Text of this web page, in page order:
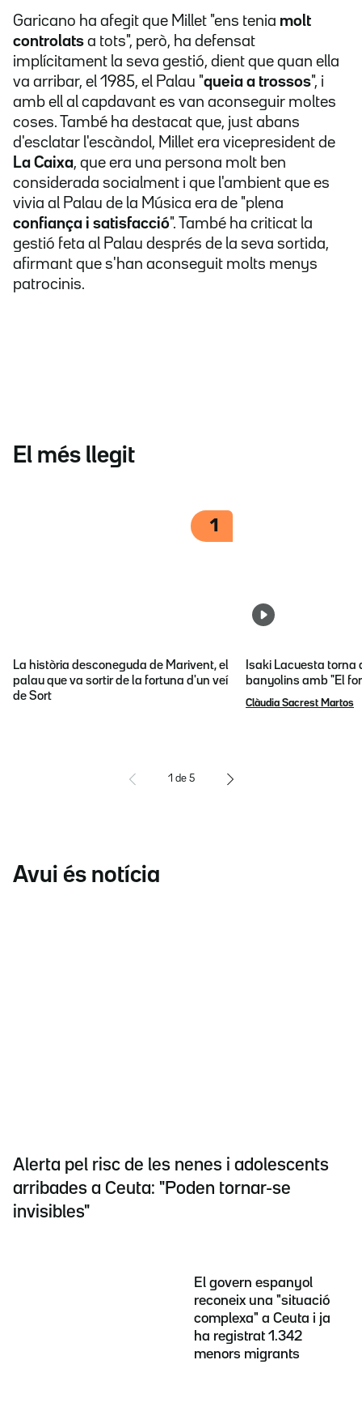
Garicano ha afegit que Millet "ens tenia molt
controlats a tots", però, ha defensat
implícitament la seva gestió, dient que quan ella
va arribar, el 1985, el Palau "queia a trossos", i
amb ell al capdavant es van aconseguir moltes
coses. També ha destacat que, just abans
d'esclatar l'escàndol, Millet era vicepresident de
La Caixa, que era una persona molt ben
considerada socialment i que l'ambient que es
vivia al Palau de la Música era de "plena
confiança i satisfacció". També ha criticat la
gestió feta al Palau després de la seva sortida,
afirmant que s'han aconseguit molts menys
patrocinis.
El més llegit
1
La història desconeguda de Marivent, el
palau que va sortir de la fortuna d'un veí
de Sort
Isaki Lacuesta torna
banyolins amb "El
Clàudia Sacrest Martos
1 de 5
Avui és notícia
Alerta pel risc de les nenes i adolescents
arribades a Ceuta: "Poden tornar-se
invisibles"
El govern espanyol
reconeix una "situació
complexa" a Ceuta i ja
ha registrat 1.342
menors migrants